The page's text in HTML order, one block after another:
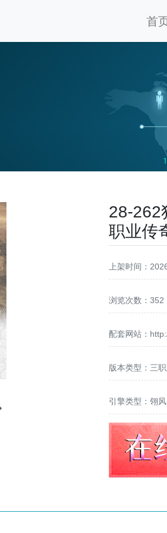
首
28-262
职业传
上架时间：
浏览次数：352
配套网站：
版本类型：三
引擎类型：翎